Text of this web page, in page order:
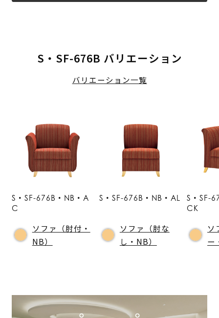
S・SF-676B バリエーション
バリエーション一覧
S・SF-676B・NB・A
C
ソファ（肘付・
NB）
S・SF-676B・NB・AL
ソファ（肘な
し・NB）
S・SF-
CK
ソ
ー